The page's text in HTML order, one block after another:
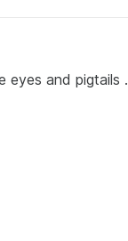
eyes and pigtails .